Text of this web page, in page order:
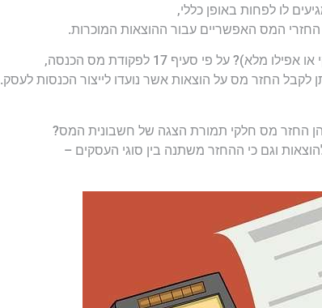
לו לפחות באופן כללי,
המס האפשריים עבור ההוצאות המוכרות.
פי סעיף 17 לפקודת מס הכנסה,
לקבל החזר מס על הוצאות אשר נועדו לייצור הכנסות לעסק.
החזר מס חלקי תמורת הצגה של חשבונית המס?
וגם כי ההחזר משתנה בין סוגי העסקים –